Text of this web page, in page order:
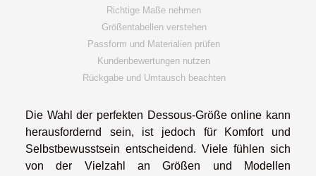
Richtige Maße nehmen
Größentabellen verstehen
Passform und Materialien prüfen
Kundenbewertungen nutzen
Rückgabe und Umtausch beachten
Die Wahl der perfekten Dessous-Größe online kann
herausfordernd sein, ist jedoch für Komfort und
Selbstbewusstsein entscheidend. Viele fühlen sich
von der Vielzahl an Größen und Modellen